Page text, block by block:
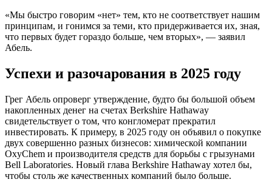
«Мы быстро говорим «нет» тем, кто не соответствует нашим
принципам, и гонимся за теми, кто придерживается их, зная,
что первых будет гораздо больше, чем вторых», — заявил
Абель.
Успехи и разочарования в 2025 году
Грег Абель опроверг утверждение, будто бы большой объем
накопленных денег на счетах Berkshire Hathaway
свидетельствует о том, что конгломерат прекратил
инвестировать. К примеру, в 2025 году он объявил о покупке
двух совершенно разных бизнесов: химической компании
OxyChem и производителя средств для борьбы с грызунами
Bell Laboratories. Новый глава Berkshire Hathaway хотел бы,
чтобы столь же качественных компаний было больше.